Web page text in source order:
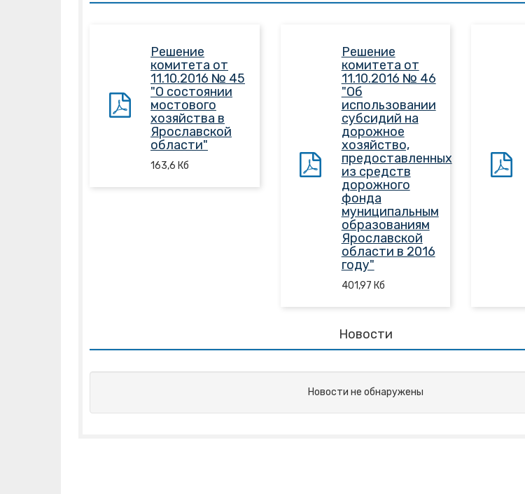
Решение
комитета от
11.10.2016 № 45
"О состоянии
мостового
хозяйства в
Ярославской
области"
163,6 Кб
Решение
комитета от
11.10.2016 № 46
"Об
использовании
субсидий на
дорожное
хозяйство,
предоставленных
из средств
дорожного
фонда
муниципальным
образованиям
Ярославской
области в 2016
году"
401,97 Кб
Новости
Новости не обнаружены